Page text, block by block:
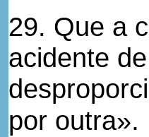
29. Que a
acidente
por outra».